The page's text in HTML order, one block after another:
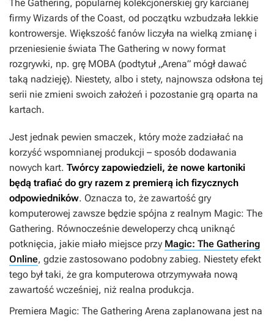
The Gathering, popularnej kolekcjonerskiej gry karcianej
firmy Wizards of the Coast, od początku wzbudzała lekkie
kontrowersje. Większość fanów liczyła na wielką zmianę i
przeniesienie świata The Gathering w nowy format
rozgrywki, np. grę MOBA (podtytuł „Arena” mógł dawać
taką nadzieję). Niestety, albo i stety, najnowsza odsłona tej
serii nie zmieni swoich założeń i pozostanie grą oparta na
kartach.
Jest jednak pewien smaczek, który może zadziałać na
korzyść wspomnianej produkcji – sposób dodawania
nowych kart. Twórcy zapowiedzieli, że nowe kartoniki
będą trafiać do gry razem z premierą ich fizycznych
odpowiedników. Oznacza to, że zawartość gry
komputerowej zawsze będzie spójna z realnym Magic: The
Gathering. Równocześnie deweloperzy chcą uniknąć
potknięcia, jakie miało miejsce przy Magic: The Gathering
Online, gdzie zastosowano podobny zabieg. Niestety efekt
tego był taki, że gra komputerowa otrzymywała nową
zawartość wcześniej, niż realna produkcja.
Premiera Magic: The Gathering Arena zaplanowana jest na